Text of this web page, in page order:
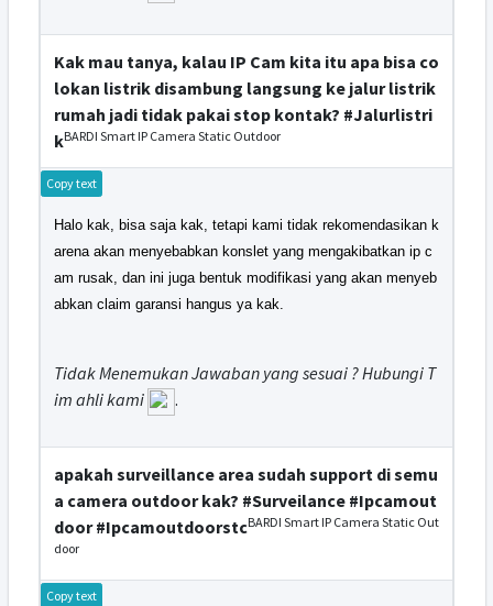
Kak mau tanya, kalau IP Cam kita itu apa bisa co
lokan listrik disambung langsung ke jalur listrik
rumah jadi tidak pakai stop kontak? #Jalurlistri
kBARDI Smart IP Camera Static Outdoor
Copy text
Halo kak, bisa saja kak, tetapi kami tidak rekomendasikan k
arena akan menyebabkan konslet yang mengakibatkan ip c
am rusak, dan ini juga bentuk modifikasi yang akan menyeb
abkan claim garansi hangus ya kak.
Tidak Menemukan Jawaban yang sesuai ? Hubungi T
im ahli kami
.
apakah surveillance area sudah support di semu
a camera outdoor kak? #Surveilance #Ipcamout
door #IpcamoutdoorstcBARDI Smart IP Camera Static Out
door
Copy text